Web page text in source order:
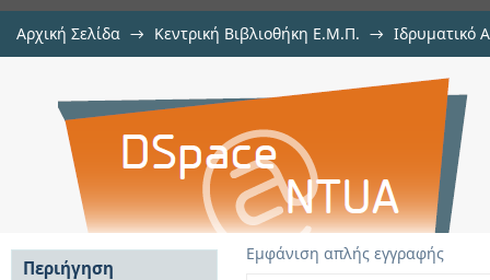
Αρχική Σελίδα → Κεντρική Βιβλιοθήκη Ε.Μ.Π. → Ιδρυματικό
Αλγόριθμοι επίλυσης
Εμφάνιση απλής εγγραφής
Περιήγηση